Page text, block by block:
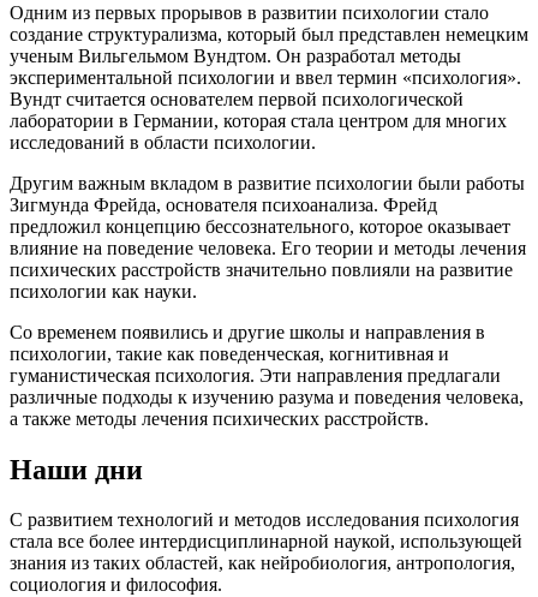
Одним из первых прорывов в развитии психологии стало
создание структурализма, который был представлен немецким
ученым Вильгельмом Вундтом. Он разработал методы
экспериментальной психологии и ввел термин «психология».
Вундт считается основателем первой психологической
лаборатории в Германии, которая стала центром для многих
исследований в области психологии.
Другим важным вкладом в развитие психологии были работы
Зигмунда Фрейда, основателя психоанализа. Фрейд
предложил концепцию бессознательного, которое оказывает
влияние на поведение человека. Его теории и методы лечения
психических расстройств значительно повлияли на развитие
психологии как науки.
Со временем появились и другие школы и направления в
психологии, такие как поведенческая, когнитивная и
гуманистическая психология. Эти направления предлагали
различные подходы к изучению разума и поведения человека,
а также методы лечения психических расстройств.
Наши дни
С развитием технологий и методов исследования психология
стала все более интердисциплинарной наукой, использующей
знания из таких областей, как нейробиология, антропология,
социология и философия.